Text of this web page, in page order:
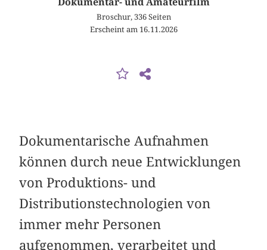
Dokumentar- und Amateurfilm
Broschur, 336 Seiten
Erscheint am 16.11.2026
Dokumentarische Aufnahmen
können durch neue Entwicklungen
von Produktions- und
Distributionstechnologien von
immer mehr Personen
aufgenommen, verarbeitet und